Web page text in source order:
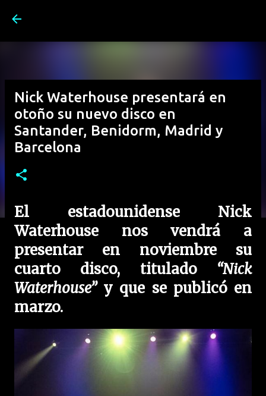
Nick Waterhouse presentará en
otoño su nuevo disco en
Santander, Benidorm, Madrid y
Barcelona
El estadounidense Nick
Waterhouse nos vendrá a
presentar en noviembre su
cuarto disco, titulado “Nick
Waterhouse”y que se publicó en
marzo.